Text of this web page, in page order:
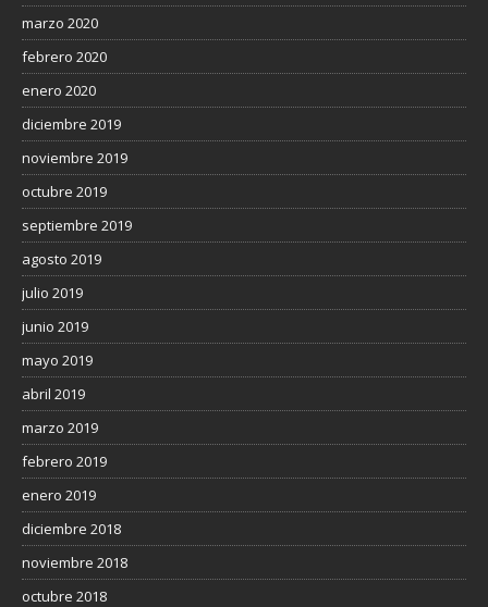
marzo 2020
febrero 2020
enero 2020
diciembre 2019
noviembre 2019
octubre 2019
septiembre 2019
agosto 2019
julio 2019
junio 2019
mayo 2019
abril 2019
marzo 2019
febrero 2019
enero 2019
diciembre 2018
noviembre 2018
octubre 2018